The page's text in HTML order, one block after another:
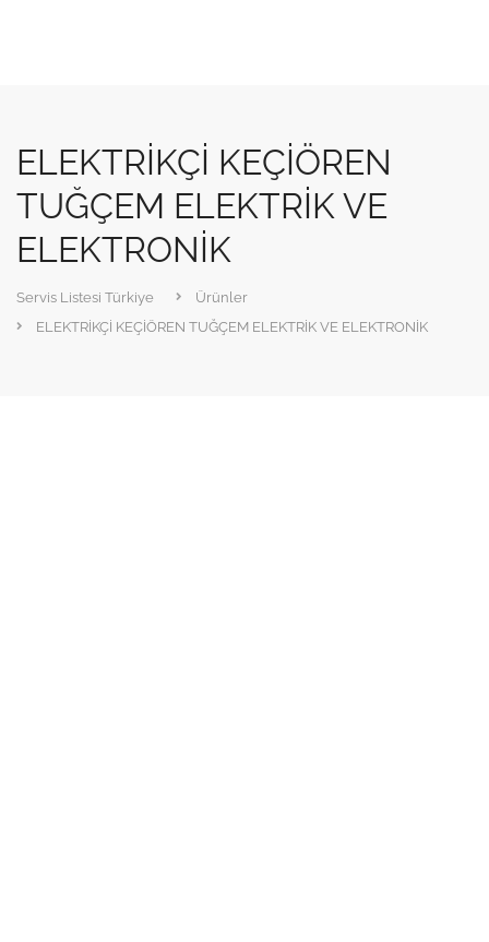
ELEKTRİKÇİ KEÇİÖREN
TUĞÇEM ELEKTRİK VE
ELEKTRONİK
Servis Listesi Türkiye
Ürünler
ELEKTRİKÇİ KEÇİÖREN TUĞÇEM ELEKTRİK VE ELEKTRONİK